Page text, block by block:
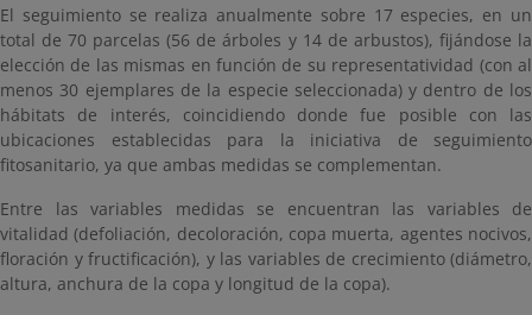
El seguimiento se realiza anualmente sobre 17 especies, en un
total de 70 parcelas (56 de árboles y 14 de arbustos), fijándose la
elección de las mismas en función de su representatividad (con al
menos 30 ejemplares de la especie seleccionada) y dentro de los
hábitats de interés, coincidiendo donde fue posible con las
ubicaciones establecidas para la iniciativa de seguimiento
fitosanitario, ya que ambas medidas se complementan.
Entre las variables medidas se encuentran las variables de
vitalidad (defoliación, decoloración, copa muerta, agentes nocivos,
floración y fructificación), y las variables de crecimiento (diámetro,
altura, anchura de la copa y longitud de la copa).